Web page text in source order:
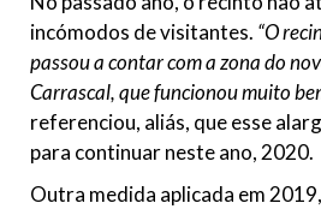
incómodos de visitantes. “O
passou a contar com a zona do
Carrascal, que funcionou muito
referenciou, aliás, que esse
para continuar neste ano, 2020.
Outra medida aplicada em